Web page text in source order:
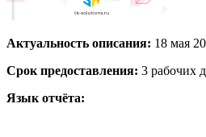
Актуальность описания: 18 мая
Срок предоставления: 3 рабочих
Язык отчёта: